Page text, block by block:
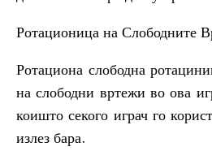
Ротационица на Слободните
Ротациона слободна
на слободни вртежи во ова
коишто секого играч го
излез бара.